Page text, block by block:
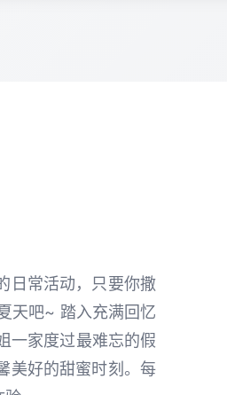
日常活动，只要你撒
天吧~ 踏入充满回忆
一家度过最难忘的假
美好的甜蜜时刻。每